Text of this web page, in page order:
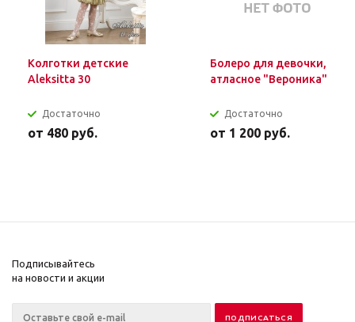
Колготки детские
Aleksitta 30
Достаточно
от 480 руб.
Болеро для девочки,
атласное "Вероника"
Достаточно
от 1 200 руб.
Подписывайтесь
на новости и акции